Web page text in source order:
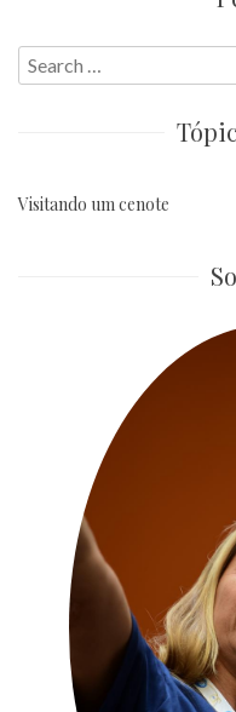
Search
for:
Visitando um cenote